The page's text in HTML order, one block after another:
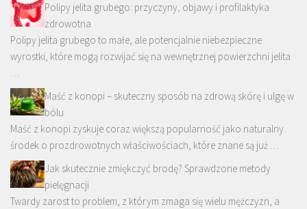
Polipy jelita grubego: przyczyny, objawy i profilaktyka
zdrowotna
Polipy jelita grubego to małe, ale potencjalnie niebezpieczne
wyrostki, które mogą rozwijać się na wewnętrznej powierzchni jelita
…
Maść z konopi – skuteczny sposób na zdrową skórę i ulgę w
bólu
Maść z konopi zyskuje coraz większą popularność jako naturalny
środek o prozdrowotnych właściwościach, które znane są już …
Jak skutecznie zmiękczyć brodę? Sprawdzone metody
pielęgnacji
Twardy zarost to problem, z którym zmaga się wielu mężczyzn, a